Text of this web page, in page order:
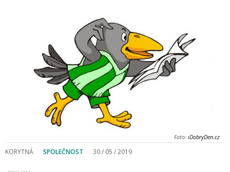
Foto: iDobryDen.cz
KORYTNÁ SPOLEČNOST 30 / 05 / 2019